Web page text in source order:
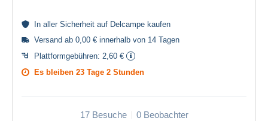
In aller Sicherheit auf Delcampe kaufen
Versand ab 0,00 € innerhalb von 14 Tagen
Plattformgebühren: 2,60 €
Es bleiben 23 Tage 2 Stunden
17 Besuche 0 Beobachter